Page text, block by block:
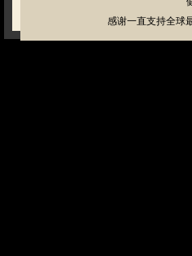
感谢一直支持全球